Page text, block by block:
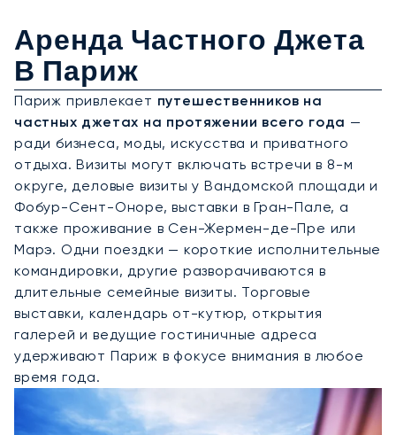
Аренда Частного Джета
В Париж
Париж привлекает путешественников на
частных джетах на протяжении всего года —
ради бизнеса, моды, искусства и приватного
отдыха. Визиты могут включать встречи в 8-м
округе, деловые визиты у Вандомской площади и
Фобур-Сент-Оноре, выставки в Гран-Пале, а
также проживание в Сен-Жермен-де-Пре или
Марэ. Одни поездки — короткие исполнительные
командировки, другие разворачиваются в
длительные семейные визиты. Торговые
выставки, календарь от-кутюр, открытия
галерей и ведущие гостиничные адреса
удерживают Париж в фокусе внимания в любое
время года.